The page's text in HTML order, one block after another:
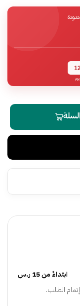
12
يوم
ابتداءً من 15 ر.س
الطلب.